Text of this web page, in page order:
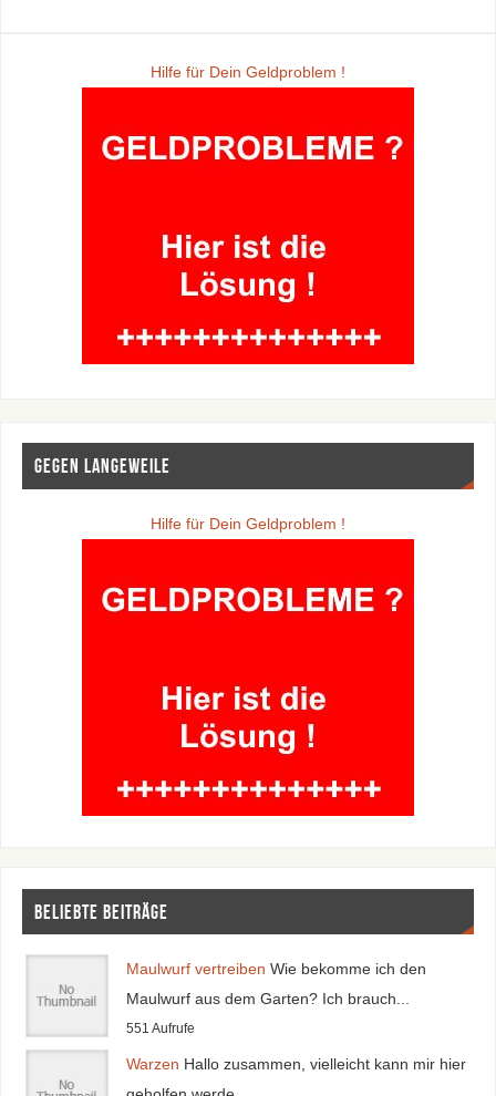
Hilfe für Dein Geldproblem !
Gegen Langeweile
Hilfe für Dein Geldproblem !
Beliebte Beiträge
Maulwurf vertreiben Wie bekomme ich den
Maulwurf aus dem Garten? Ich brauch...
551 Aufrufe
Warzen Hallo zusammen, vielleicht kann mir hier